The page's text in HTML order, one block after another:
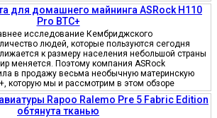
для домашнего майнинга ASRock H110
Pro BTC+
исследование Кембриджского
людей, которые пользуются сегодня
к размеру населения небольшой страны
меняется. Поэтому компания ASRock
в продажу весьма необычную материнскую
которую мы и рассмотрим в этом обзоре
Rapoo Ralemo Pre 5 Fabric Edition
обтянута тканью